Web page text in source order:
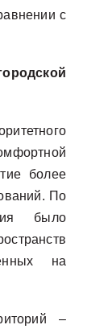
с
более
По
было
на
–